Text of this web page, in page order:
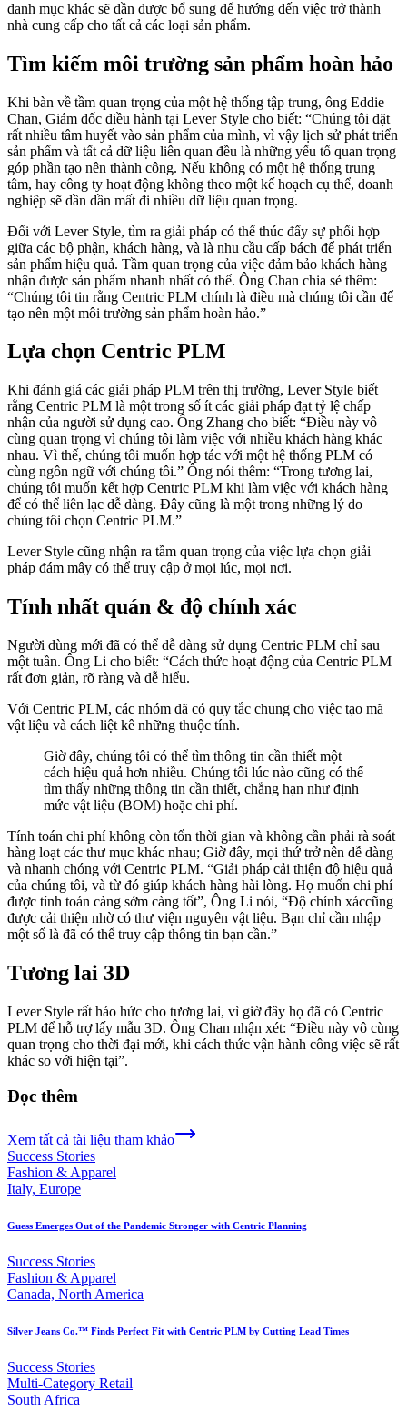
danh mục khác sẽ dần được bổ sung để hướng đến việc trở thành
nhà cung cấp cho tất cả các loại sản phẩm.
Tìm kiếm môi trường sản phẩm hoàn hảo
Khi bàn về tầm quan trọng của một hệ thống tập trung, ông Eddie
Chan, Giám đốc điều hành tại Lever Style cho biết: “Chúng tôi đặt
rất nhiều tâm huyết vào sản phẩm của mình, vì vậy lịch sử phát triển
sản phẩm và tất cả dữ liệu liên quan đều là những yếu tố quan trọng
góp phần tạo nên thành công. Nếu không có một hệ thống trung
tâm, hay công ty hoạt động không theo một kế hoạch cụ thể, doanh
nghiệp sẽ dần dần mất đi nhiều dữ liệu quan trọng.
Đối với Lever Style, tìm ra giải pháp có thể thúc đẩy sự phối hợp
giữa các bộ phận, khách hàng, và là nhu cầu cấp bách để phát triển
sản phẩm hiệu quả. Tầm quan trọng của việc đảm bảo khách hàng
nhận được sản phẩm nhanh nhất có thể. Ông Chan chia sẻ thêm:
“Chúng tôi tin rằng Centric PLM chính là điều mà chúng tôi cần để
tạo nên một môi trường sản phẩm hoàn hảo.”
Lựa chọn Centric PLM
Khi đánh giá các giải pháp PLM trên thị trường, Lever Style biết
rằng Centric PLM là một trong số ít các giải pháp đạt tỷ lệ chấp
nhận của người sử dụng cao. Ông Zhang cho biết: “Điều này vô
cùng quan trọng vì chúng tôi làm việc với nhiều khách hàng khác
nhau. Vì thế, chúng tôi muốn hợp tác với một hệ thống PLM có
cùng ngôn ngữ với chúng tôi.” Ông nói thêm: “Trong tương lai,
chúng tôi muốn kết hợp Centric PLM khi làm việc với khách hàng
để có thể liên lạc dễ dàng. Đây cũng là một trong những lý do
chúng tôi chọn Centric PLM.”
Lever Style cũng nhận ra tầm quan trọng của việc lựa chọn giải
pháp đám mây có thể truy cập ở mọi lúc, mọi nơi.
Tính nhất quán & độ chính xác
Người dùng mới đã có thể dễ dàng sử dụng Centric PLM chỉ sau
một tuần. Ông Li cho biết: “Cách thức hoạt động của Centric PLM
rất đơn giản, rõ ràng và dễ hiểu.
Với Centric PLM, các nhóm đã có quy tắc chung cho việc tạo mã
vật liệu và cách liệt kê những thuộc tính.
Giờ đây, chúng tôi có thể tìm thông tin cần thiết một
cách hiệu quả hơn nhiều. Chúng tôi lúc nào cũng có thể
tìm thấy những thông tin cần thiết, chẳng hạn như định
mức vật liệu (BOM) hoặc chi phí.
Tính toán chi phí không còn tốn thời gian và không cần phải rà soát
hàng loạt các thư mục khác nhau; Giờ đây, mọi thứ trở nên dễ dàng
và nhanh chóng với Centric PLM. “Giải pháp cải thiện độ hiệu quả
của chúng tôi, và từ đó giúp khách hàng hài lòng. Họ muốn chi phí
được tính toán càng sớm càng tốt”, Ông Li nói, “Độ chính xáccũng
được cải thiện nhờ có thư viện nguyên vật liệu. Bạn chỉ cần nhập
một số là đã có thể truy cập thông tin bạn cần.”
Tương lai 3D
Lever Style rất háo hức cho tương lai, vì giờ đây họ đã có Centric
PLM để hỗ trợ lấy mẫu 3D. Ông Chan nhận xét: “Điều này vô cùng
quan trọng cho thời đại mới, khi cách thức vận hành công việc sẽ rất
khác so với hiện tại”.
Đọc thêm
Xem tất cả tài liệu tham khảo
Success Stories
Fashion & Apparel
Italy, Europe
Guess Emerges Out of the Pandemic Stronger with Centric Planning
Success Stories
Fashion & Apparel
Canada, North America
Silver Jeans Co.™ Finds Perfect Fit with Centric PLM by Cutting Lead Times
Success Stories
Multi-Category Retail
South Africa